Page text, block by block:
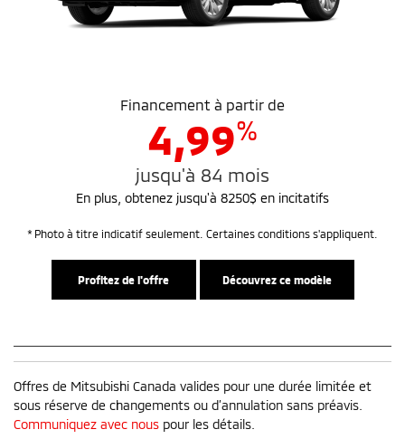
Financement à partir de
4,99%
jusqu'à 84 mois
En plus, obtenez jusqu'à 8250$ en incitatifs
* Photo à titre indicatif seulement. Certaines conditions s'appliquent.
Profitez de l'offre Découvrez ce modèle
Offres de Mitsubishi Canada valides pour une durée limitée et
sous réserve de changements ou d’annulation sans préavis.
Communiquez avec nous pour les détails.